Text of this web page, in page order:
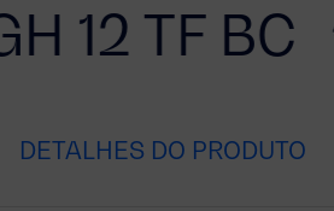
12 TF BC
DETALHES DO PRODUTO